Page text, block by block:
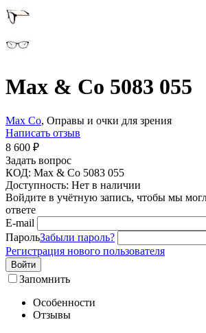
Max & Co 5083 055
Max Co, Оправы и очки для зрения
Написать отзыв
8 600 ₽
Задать вопрос
КОД: Max & Co 5083 055
Доступность: Нет в наличии
Войдите в учётную запись, чтобы мы
ответе
E-mail
ПарольЗабыли пароль?
Регистрация нового пользователя
Войти
Запомнить
Особенности
Отзывы